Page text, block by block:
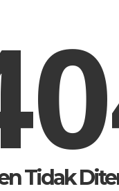
Tidak